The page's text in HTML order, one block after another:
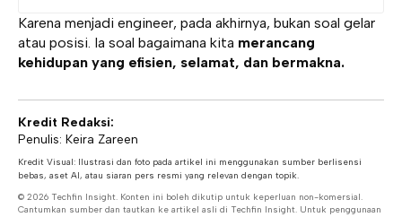
Karena menjadi engineer, pada akhirnya, bukan soal gelar
atau posisi. Ia soal bagaimana kita merancang
kehidupan yang efisien, selamat, dan bermakna.
Kredit Redaksi:
Penulis: Keira Zareen
Kredit Visual: Ilustrasi dan foto pada artikel ini menggunakan sumber berlisensi
bebas, aset AI, atau siaran pers resmi yang relevan dengan topik.
© 2026 Techfin Insight. Konten ini boleh dikutip untuk keperluan non-komersial.
Cantumkan sumber dan tautkan ke artikel asli di Techfin Insight. Untuk penggunaan